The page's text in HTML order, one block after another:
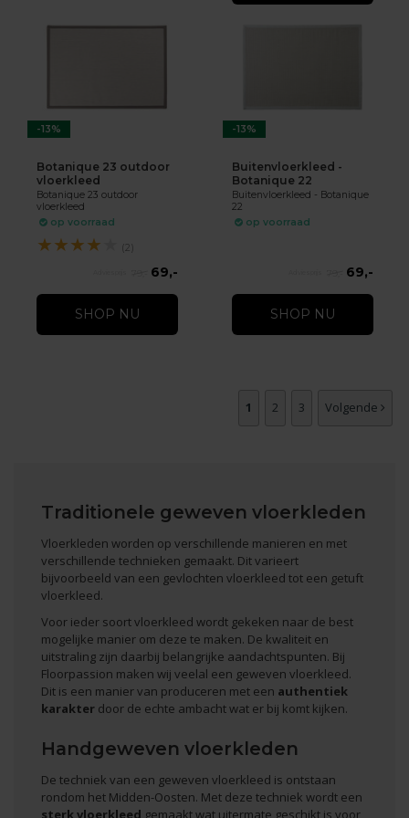
-13%
Botanique 23 outdoor
vloerkleed
Botanique 23 outdoor
vloerkleed
op voorraad
★★★★ (2)
69,-
SHOP NU
-13%
Buitenvloerkleed -
Botanique 22
Buitenvloerkleed - Botanique
22
op voorraad
69,-
SHOP NU
1 2 3 Volgende
Traditionele geweven vloerkleden
Vloerkleden worden op verschillende manieren en met
verschillende technieken gemaakt. Dit varieert
bijvoorbeeld van een gevlochten vloerkleed tot een getuft
vloerkleed.
Voor ieder soort vloerkleed wordt gekeken naar de best
mogelijke manier om deze te maken. De kwaliteit en
uitstraling zijn daarbij belangrijke aandachtspunten. Bij
Floorpassion maken wij veelal een geweven vloerkleed.
Dit is een manier van produceren met een authentiek
karakter door de echte ambacht wat er bij komt kijken.
Handgeweven vloerkleden
De techniek van een geweven vloerkleed is ontstaan
rondom het Midden-Oosten. Met deze techniek wordt een
sterk vloerkleed gemaakt wat uitermate geschikt is voor